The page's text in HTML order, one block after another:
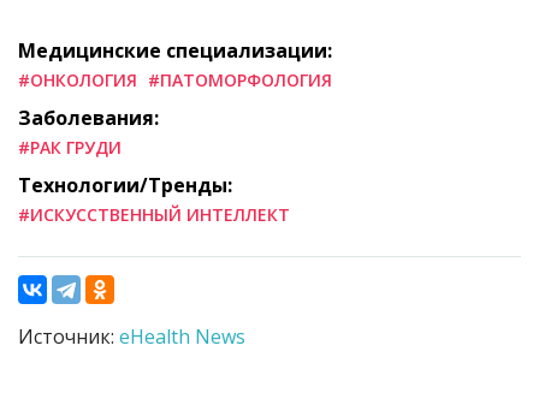
Медицинские специализации:
#ОНКОЛОГИЯ #ПАТОМОРФОЛОГИЯ
Заболевания:
#РАК ГРУДИ
Технологии/Тренды:
#ИСКУССТВЕННЫЙ ИНТЕЛЛЕКТ
Источник: eHealth News